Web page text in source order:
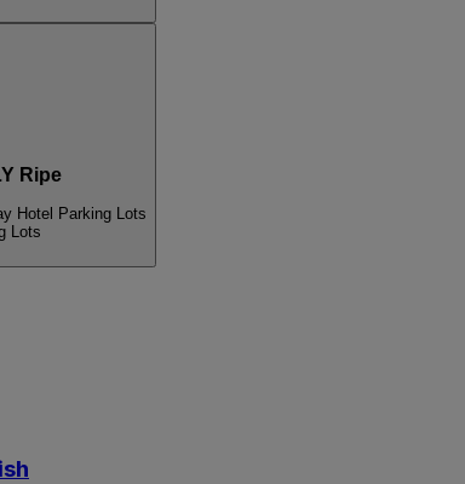
Ripe
Hotel Parking Lots
Lots